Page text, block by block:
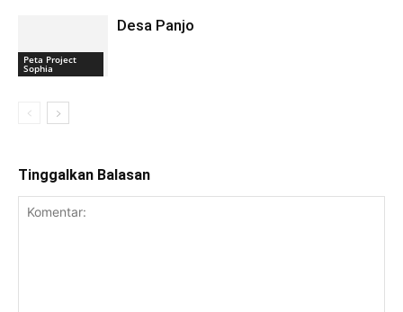
Peta Project
Sophia
Desa Panjo
Tinggalkan Balasan